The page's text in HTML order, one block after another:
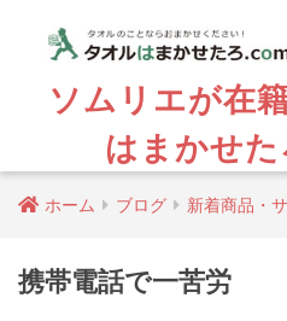
ソムリエが在
はまかせ
ホーム ブログ 新着商品・
携帯電話で一苦労